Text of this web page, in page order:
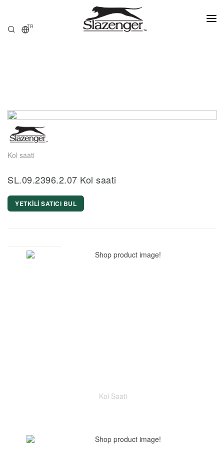
TR
SATIŞ NOKTALARI
Kol saati
SL.09.2396.2.07 Kol saati
YETKİLİ SATICI BUL
Kol Saati